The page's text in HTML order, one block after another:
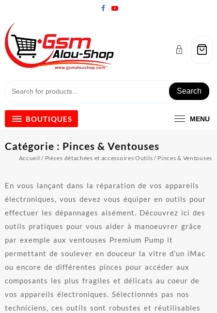
content
Search
BOUTIQUES MENU
Catégorie : Pinces & Ventouses
Accueil / Pièces détachées et accessoires Outils / Pinces & Ventouses
En vous lançant dans la réparation de vos appareils
électroniques, vous devez vous équiper en outils pour
effectuer les dépannages aisément. Découvrez ici des
outils pratiques pour vous aider à manoeuvrer grâce
par exemple aux ventouses Premium Pump it
permettant de soulever en douceur la vitre d’un iMac
ou encore de différentes pinces pour accéder aux
composants les plus fragiles et délicats au coeur de
vos appareils électroniques. Sélectionnés pas nos
techniciens, ces outils sont robustes et réutilisables